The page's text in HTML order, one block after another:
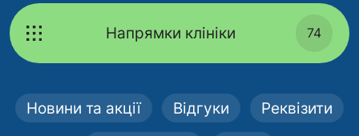
Напрямки клініки 74
Новини та акції Відгуки Реквізити